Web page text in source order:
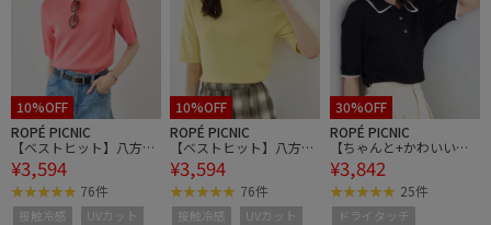
10%OFF
ROPÉ PICNIC
【ベストヒット】八方映
えニット ハーフスリーブ
ニット/UVカット・接触
冷感・イージーケア
¥3,594
76件
接触冷感 UVカット
10%OFF
ROPÉ PICNIC
【ベストヒット】八方映
えニット ハーフスリーブ
ニット/UVカット・接触
冷感・イージーケア
¥3,594
76件
接触冷感 UVカット
30%OFF
ROPÉ PICNIC
【ちゃんと+かわいい保
証】シャーベットニット
ミニケーブルポロカラー
ニット/UVケア
¥3,842
25件
ドライタッチ